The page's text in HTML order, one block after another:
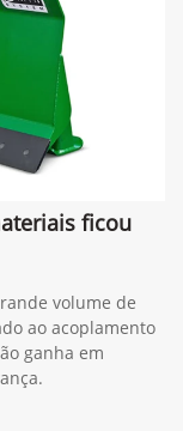
ficou
volume de
ao acoplamento
ganha em